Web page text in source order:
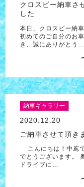
クロスビー納車さ
した
本日、クロスビー納
初めてのご自分のお
き、誠にありがとう…
納車ギャラリー
2020.12.20
ご納車させて頂き
こんにちは！中嶌
でとうございます。
ドライブに…